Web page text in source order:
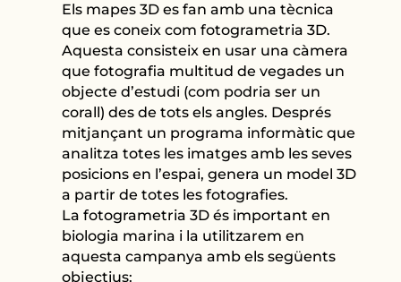
Els mapes 3D es fan amb una tècnica
que es coneix com fotogrametria 3D.
Aquesta consisteix en usar una càmera
que fotografia multitud de vegades un
objecte d’estudi (com podria ser un
corall) des de tots els angles. Després
mitjançant un programa informàtic que
analitza totes les imatges amb les seves
posicions en l’espai, genera un model 3D
a partir de totes les fotografies.
La fotogrametria 3D és important en
biologia marina i la utilitzarem en
aquesta campanya amb els següents
objectius: